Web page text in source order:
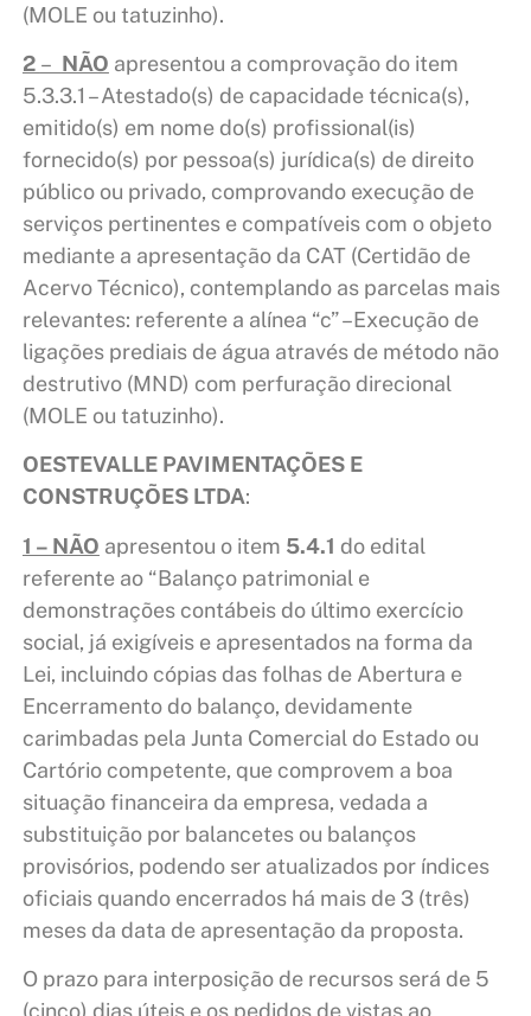
(MOLE ou tatuzinho).
2 – NÃO apresentou a comprovação do item
5.3.3.1 – Atestado(s) de capacidade técnica(s),
emitido(s) em nome do(s) profissional(is)
fornecido(s) por pessoa(s) jurídica(s) de direito
público ou privado, comprovando execução de
serviços pertinentes e compatíveis com o objeto
mediante a apresentação da CAT (Certidão de
Acervo Técnico), contemplando as parcelas mais
relevantes: referente a alínea “c” –Execução de
ligações prediais de água através de método não
destrutivo (MND) com perfuração direcional
(MOLE ou tatuzinho).
OESTEVALLE PAVIMENTAÇÕES E
CONSTRUÇÕES LTDA:
1 – NÃO apresentou o item 5.4.1 do edital
referente ao “Balanço patrimonial e
demonstrações contábeis do último exercício
social, já exigíveis e apresentados na forma da
Lei, incluindo cópias das folhas de Abertura e
Encerramento do balanço, devidamente
carimbadas pela Junta Comercial do Estado ou
Cartório competente, que comprovem a boa
situação financeira da empresa, vedada a
substituição por balancetes ou balanços
provisórios, podendo ser atualizados por índices
oficiais quando encerrados há mais de 3 (três)
meses da data de apresentação da proposta.
O prazo para interposição de recursos será de 5
(cinco) dias úteis e os pedidos de vistas ao